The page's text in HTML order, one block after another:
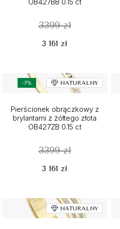
3399 zł
3 161 zł
-7% NATURALNY
Pierścionek obrączkowy z
brylantami z żółtego złota
OB427ZB 0.15 ct
3399 zł
3 161 zł
NATURALNY